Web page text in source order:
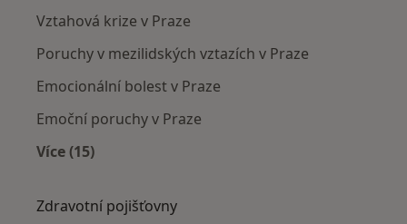
Vztahová krize v Praze
Poruchy v mezilidských vztazích v Praze
Emocionální bolest v Praze
Emoční poruchy v Praze
Více (15)
Zdravotní pojišťovny